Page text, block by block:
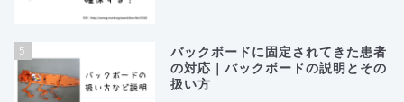
5
バックボードに固定されてきた患者
の対応｜バックボードの説明とその
扱い方